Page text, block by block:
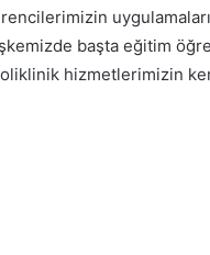
başta eğitim
hizmetlerimizin